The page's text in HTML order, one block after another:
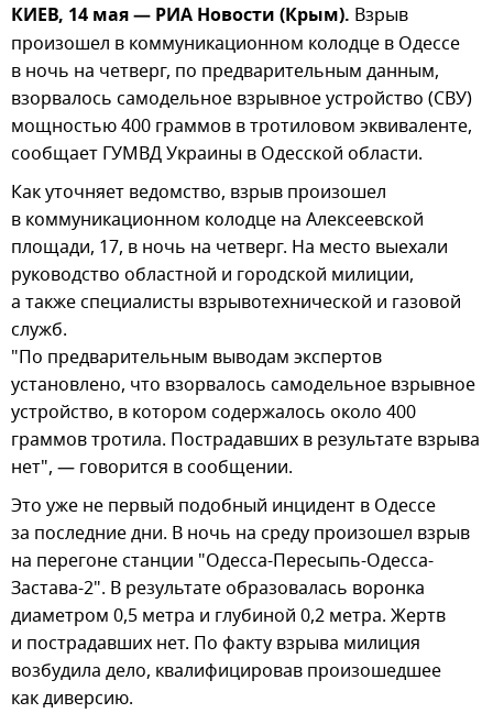
КИЕВ, 14 мая — РИА Новости (Крым). Взрыв
произошел в коммуникационном колодце в Одессе
в ночь на четверг, по предварительным данным,
взорвалось самодельное взрывное устройство (СВУ)
мощностью 400 граммов в тротиловом эквиваленте,
сообщает ГУМВД Украины в Одесской области.
Как уточняет ведомство, взрыв произошел
в коммуникационном колодце на Алексеевской
площади, 17, в ночь на четверг. На место выехали
руководство областной и городской милиции,
а также специалисты взрывотехнической и газовой
служб.
"По предварительным выводам экспертов
установлено, что взорвалось самодельное взрывное
устройство, в котором содержалось около 400
граммов тротила. Пострадавших в результате взрыва
нет", — говорится в сообщении.
Это уже не первый подобный инцидент в Одессе
за последние дни. В ночь на среду произошел взрыв
на перегоне станции "Одесса-Пересыпь-Одесса-
Застава-2". В результате образовалась воронка
диаметром 0,5 метра и глубиной 0,2 метра. Жертв
и пострадавших нет. По факту взрыва милиция
возбудила дело, квалифицировав произошедшее
как диверсию.